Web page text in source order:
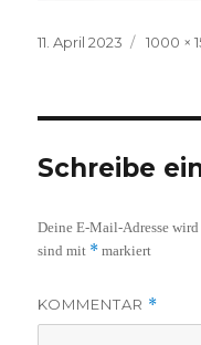
Veröffentlicht
11. April 2023
Volle
1000 ×
Schreibe
Deine E-Mail-Adresse
sind mit * markiert
KOMMENTAR *